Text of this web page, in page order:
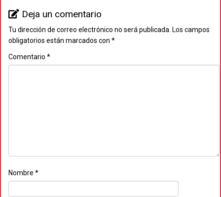
Deja un comentario
Tu dirección de correo electrónico no será publicada. Los campos
obligatorios están marcados con *
Comentario *
Nombre *